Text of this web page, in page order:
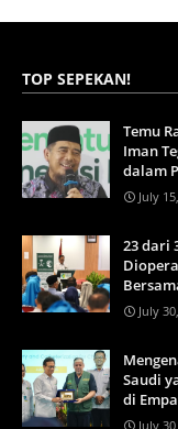
TOP SEPEKAN!
Temu
Iman
dalam
July
23 dari
July
Saudi
di
July